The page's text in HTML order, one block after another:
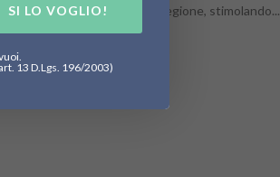
peculiarità della regione, stimolando...
SI LO VOGLIO!
13 D.Lgs. 196/2003)